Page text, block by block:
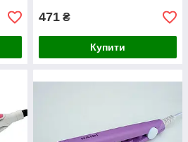
471 ₴
Купити